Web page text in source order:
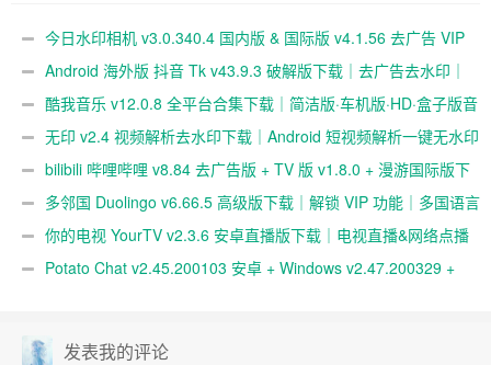
放支持
今日水印相机 v3.0.340.4 国内版 & 国际版 v4.1.56 去广告 VIP
版下载｜摄影水印相机工具｜时间地点与专业模板水印支持
Android 海外版 抖音 Tk v43.9.3 破解版下载｜去广告去水印｜
免拔卡免锁区｜解除地区限制｜全球区域可选｜视频无水印保存
酷我音乐 v12.0.8 全平台合集下载｜简洁版·车机版·HD·盒子版音
乐播放器｜解锁高级功能
无印 v2.4 视频解析去水印下载｜Android 短视频解析一键无水印
保存工具
bilibili 哔哩哔哩 v8.84 去广告版 + TV 版 v1.8.0 + 漫游国际版下
载｜弹幕视频社区｜多终端播放支持
多邻国 Duolingo v6.66.5 高级版下载｜解锁 VIP 功能｜多国语言
学习神器
你的电视 YourTV v2.3.6 安卓直播版下载｜电视直播&网络点播
神器｜多频道高清观看
Potato Chat v2.45.200103 安卓 + Windows v2.47.200329 +
即时通讯与安全社交工具
发表我的评论